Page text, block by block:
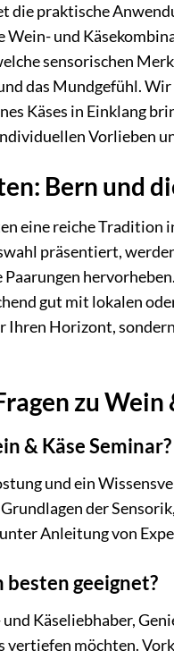
die praktische
Wein- und
sensorischen
das Mundgefühl.
Käses in Einklang
Vorlieben
Bern und
eine reiche
präsentiert,
gut mit lokalen
Horizont,
zu Wein
& Käse Seminar?
und ein
der
Anleitung von
besten geeignet?
Käseliebhaber,
vertiefen möchten.